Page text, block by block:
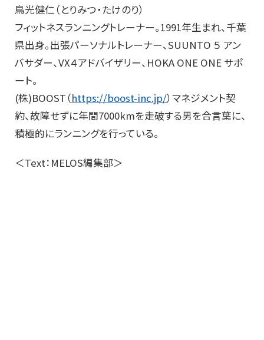
鳥光健仁（とりみつ・たけのり）
フィットネスランニングトレーナー。1991年生まれ、千葉
県出身。出張パーソナルトレーナー、SUUNTO ５ アン
バサダー、VX４アドバイザリー、HOKA ONE ONE サポ
ート。
(株)BOOST（https://boost-inc.jp/）マネジメント契
約、故障せずに年間7000kmを走破する男を合言葉に、
積極的にランニングを行っている。
＜Text：MELOS編集部＞